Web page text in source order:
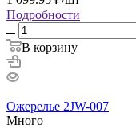
Подробности
В корзину
Ожерелье 2JW-007
Много